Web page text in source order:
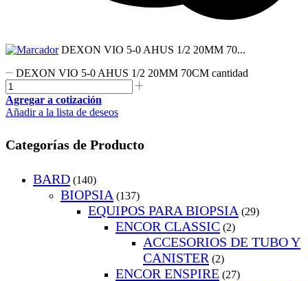
DEXON VIO 5-0 AHUS 1/2 20MM 70...
DEXON VIO 5-0 AHUS 1/2 20MM 70CM cantidad
Agregar a cotización
Añadir a la lista de deseos
Categorías de Producto
BARD (140)
BIOPSIA (137)
EQUIPOS PARA BIOPSIA (29)
ENCOR CLASSIC (2)
ACCESORIOS DE TUBO Y
CANISTER (2)
ENCOR ENSPIRE (27)